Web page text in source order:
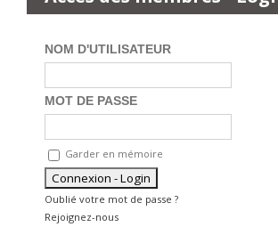
NOM D'UTILISATEUR
MOT DE PASSE
Garder en mémoire
Oublié votre mot de passe ?
Rejoignez-nous